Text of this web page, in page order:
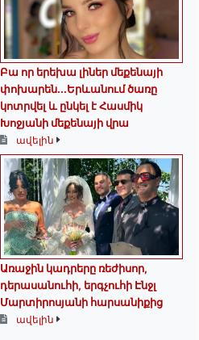
Բա որ երեխա լիներ մեքենայի
փոխարեն...Երևանում ծառը
կոտրվել և ընկել է Հասմիկ
Խոջյանի մեքենայի վրա
ավելին
Առաջին կադրերը ռեժիսոր,
դերասանուհի, երգչուհի Էնջլ
Մարտիրոսյանի հարսանիքից
ավելին